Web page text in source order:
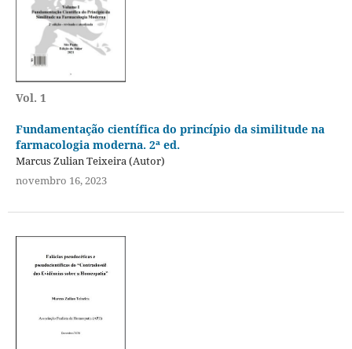
Vol. 1
Fundamentação científica do princípio da similitude na
farmacologia moderna. 2ª ed.
Marcus Zulian Teixeira (Autor)
novembro 16, 2023